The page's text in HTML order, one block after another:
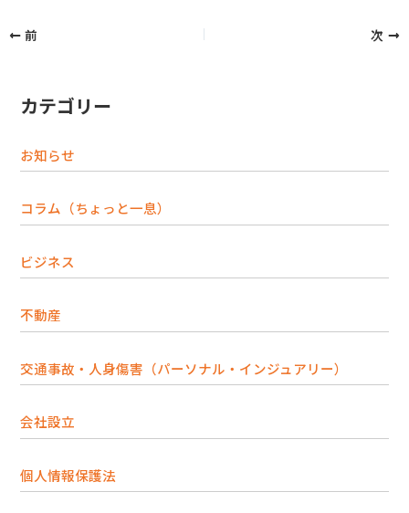
前 次
カテゴリー
お知らせ
コラム（ちょっと一息）
ビジネス
不動産
交通事故・人身傷害（パーソナル・インジュアリー）
会社設立
個人情報保護法